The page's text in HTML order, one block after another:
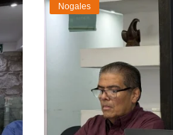
Nogales